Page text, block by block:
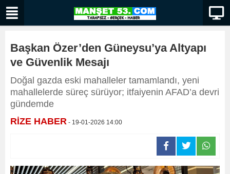
Başkan Özer’den Güneysu’ya Altyapı
ve Güvenlik Mesajı
Doğal gazda eski mahalleler tamamlandı, yeni
mahallelerde süreç sürüyor; itfaiyenin AFAD’a devri
gündemde
RİZE HABER - 19-01-2026 14:00